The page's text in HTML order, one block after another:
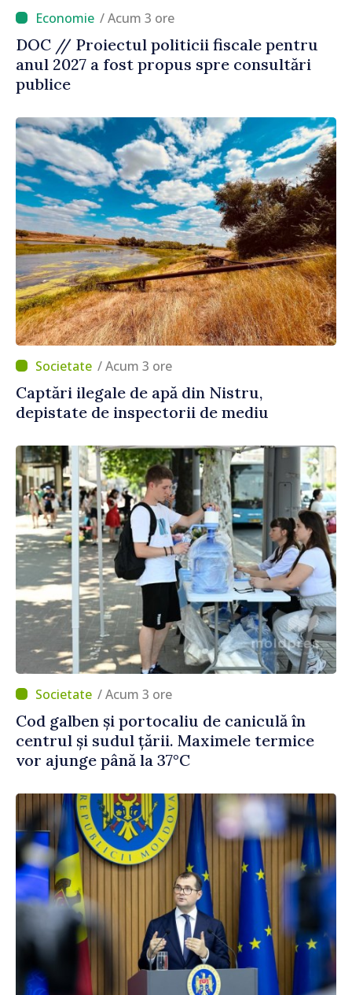
/ Acum 3 ore
DOC // Proiectul politicii fiscale pentru
anul 2027 a fost propus spre consultări
publice
/ Acum 3 ore
Captări ilegale de apă din Nistru,
depistate de inspectorii de mediu
/ Acum 3 ore
Cod galben și portocaliu de caniculă în
centrul și sudul țării. Maximele termice
vor ajunge până la 37°C